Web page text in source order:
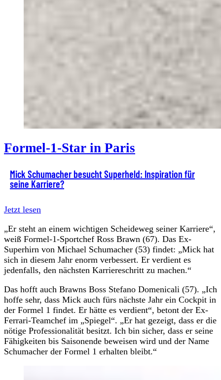
Formel-1-Star in Paris
Mick Schumacher besucht Superheld: Inspiration für
seine Karriere?
Jetzt lesen
„Er steht an einem wichtigen Scheideweg seiner Karriere“,
weiß Formel-1-Sportchef Ross Brawn (67). Das Ex-
Superhirn von Michael Schumacher (53) findet: „Mick hat
sich in diesem Jahr enorm verbessert. Er verdient es
jedenfalls, den nächsten Karriereschritt zu machen.“
Das hofft auch Brawns Boss Stefano Domenicali (57). „Ich
hoffe sehr, dass Mick auch fürs nächste Jahr ein Cockpit in
der Formel 1 findet. Er hätte es verdient“, betont der Ex-
Ferrari-Teamchef im „Spiegel“. „Er hat gezeigt, dass er die
nötige Professionalität besitzt. Ich bin sicher, dass er seine
Fähigkeiten bis Saisonende beweisen wird und der Name
Schumacher der Formel 1 erhalten bleibt.“